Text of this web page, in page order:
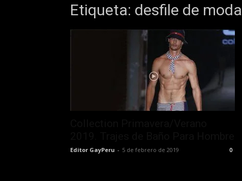
Gay
Gratis
Etiqueta: desfile de moda
Editor GayPeru - 5 de febrero de 2019 0